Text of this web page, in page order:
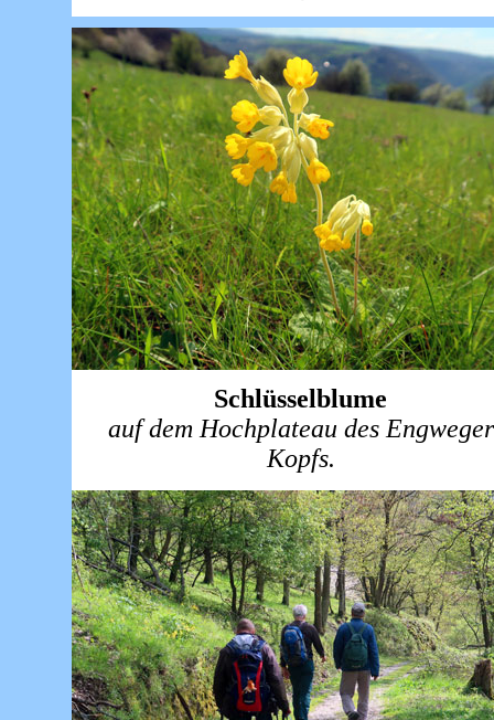
Schlüsselblume
auf dem Hochplateau des Engweger
Kopfs.